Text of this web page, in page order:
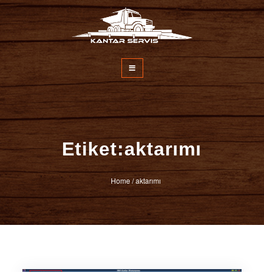
İçeriğe
atla
Kantar Servisi
Etiket:aktarımı
Home/aktarımı